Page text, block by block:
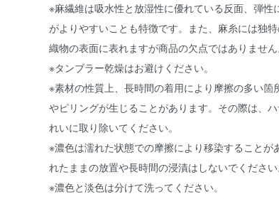
※麻繊維は吸水性と放湿性に優れている反面、弾性
がよりやすいことも特徴です。また、麻糸には独特
織物の表面に表れますが商品の欠点ではありません
※タンブラー乾燥はお避けください。
※素材の性質上、長時間の着用により摩擦の多い箇
やピリングが生じることがあります。その際は、
れいに取り除いてください。
※濃色は濡れた状態での摩擦により移染することが
れたままの放置や長時間の浸漬はしないでください
※濃色と淡色は分けて洗ってください。